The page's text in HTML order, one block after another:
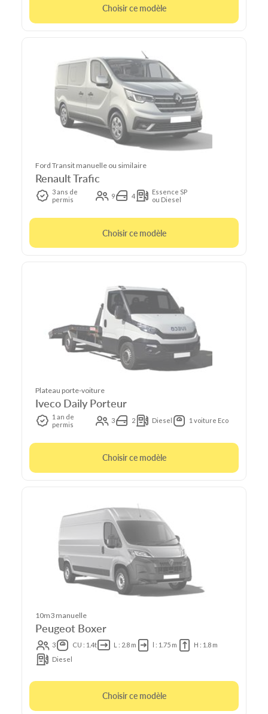
Choisir ce modèle
Ford Transit manuelle ou similaire
Renault Trafic
3 ans de
permis
9 4
Essence SP
ou Diesel
Choisir ce modèle
Plateau porte-voiture
Iveco Daily Porteur
1 an de
permis
3 2 Diesel 1 voiture Eco
Choisir ce modèle
10m3 manuelle
Peugeot Boxer
3 CU : 1.4t L : 2.8 m l : 1.75 m
H : 1.8 m
Diesel
Choisir ce modèle